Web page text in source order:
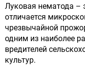
Луковая нематода –
отличается
чрезвычайной
одним из наиболее
вредителей
культур.